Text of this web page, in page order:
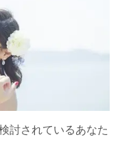
討されているあなた